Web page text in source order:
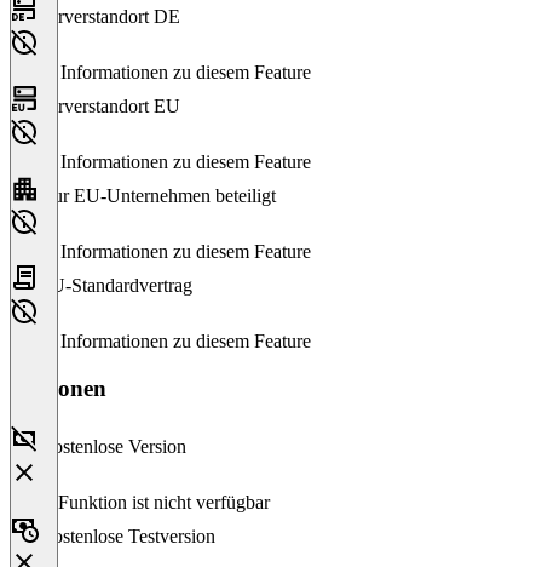
Serverstandort DE
Keine Informationen zu diesem Feature
Serverstandort EU
Keine Informationen zu diesem Feature
Nur EU-Unternehmen beteiligt
Keine Informationen zu diesem Feature
EU-Standardvertrag
Keine Informationen zu diesem Feature
Versionen
Kostenlose Version
Diese Funktion ist nicht verfügbar
Kostenlose Testversion